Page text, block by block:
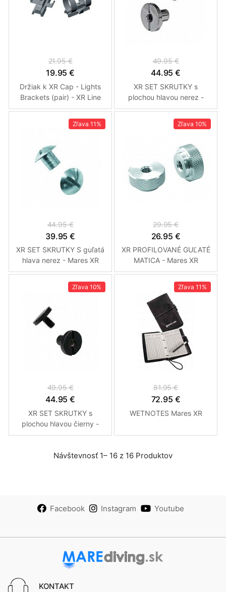
21.95 €
19.95 €
Držiak k XR Cap - Lights
Brackets (pair) - XR Line
Mares
49.95 €
44.95 €
XR SET SKRUTKY s
plochou hlavou nerez -
Mares XR
Zľava 11%
44.95 €
39.95 €
XR SET SKRUTKY S guľatá
hlava nerez - Mares XR
Zľava 10%
29.95 €
26.95 €
XR PROFILOVANÉ GUĽATÉ
MATICA - Mares XR
Zľava 10%
49.95 €
44.95 €
XR SET SKRUTKY s
plochou hlavou čierny -
Mares XR
Zľava 11%
81.95 €
72.95 €
WETNOTES Mares XR
Návštevnosť 1– 16 z 16 Produktov
Facebook Instagram Youtube
KONTAKT